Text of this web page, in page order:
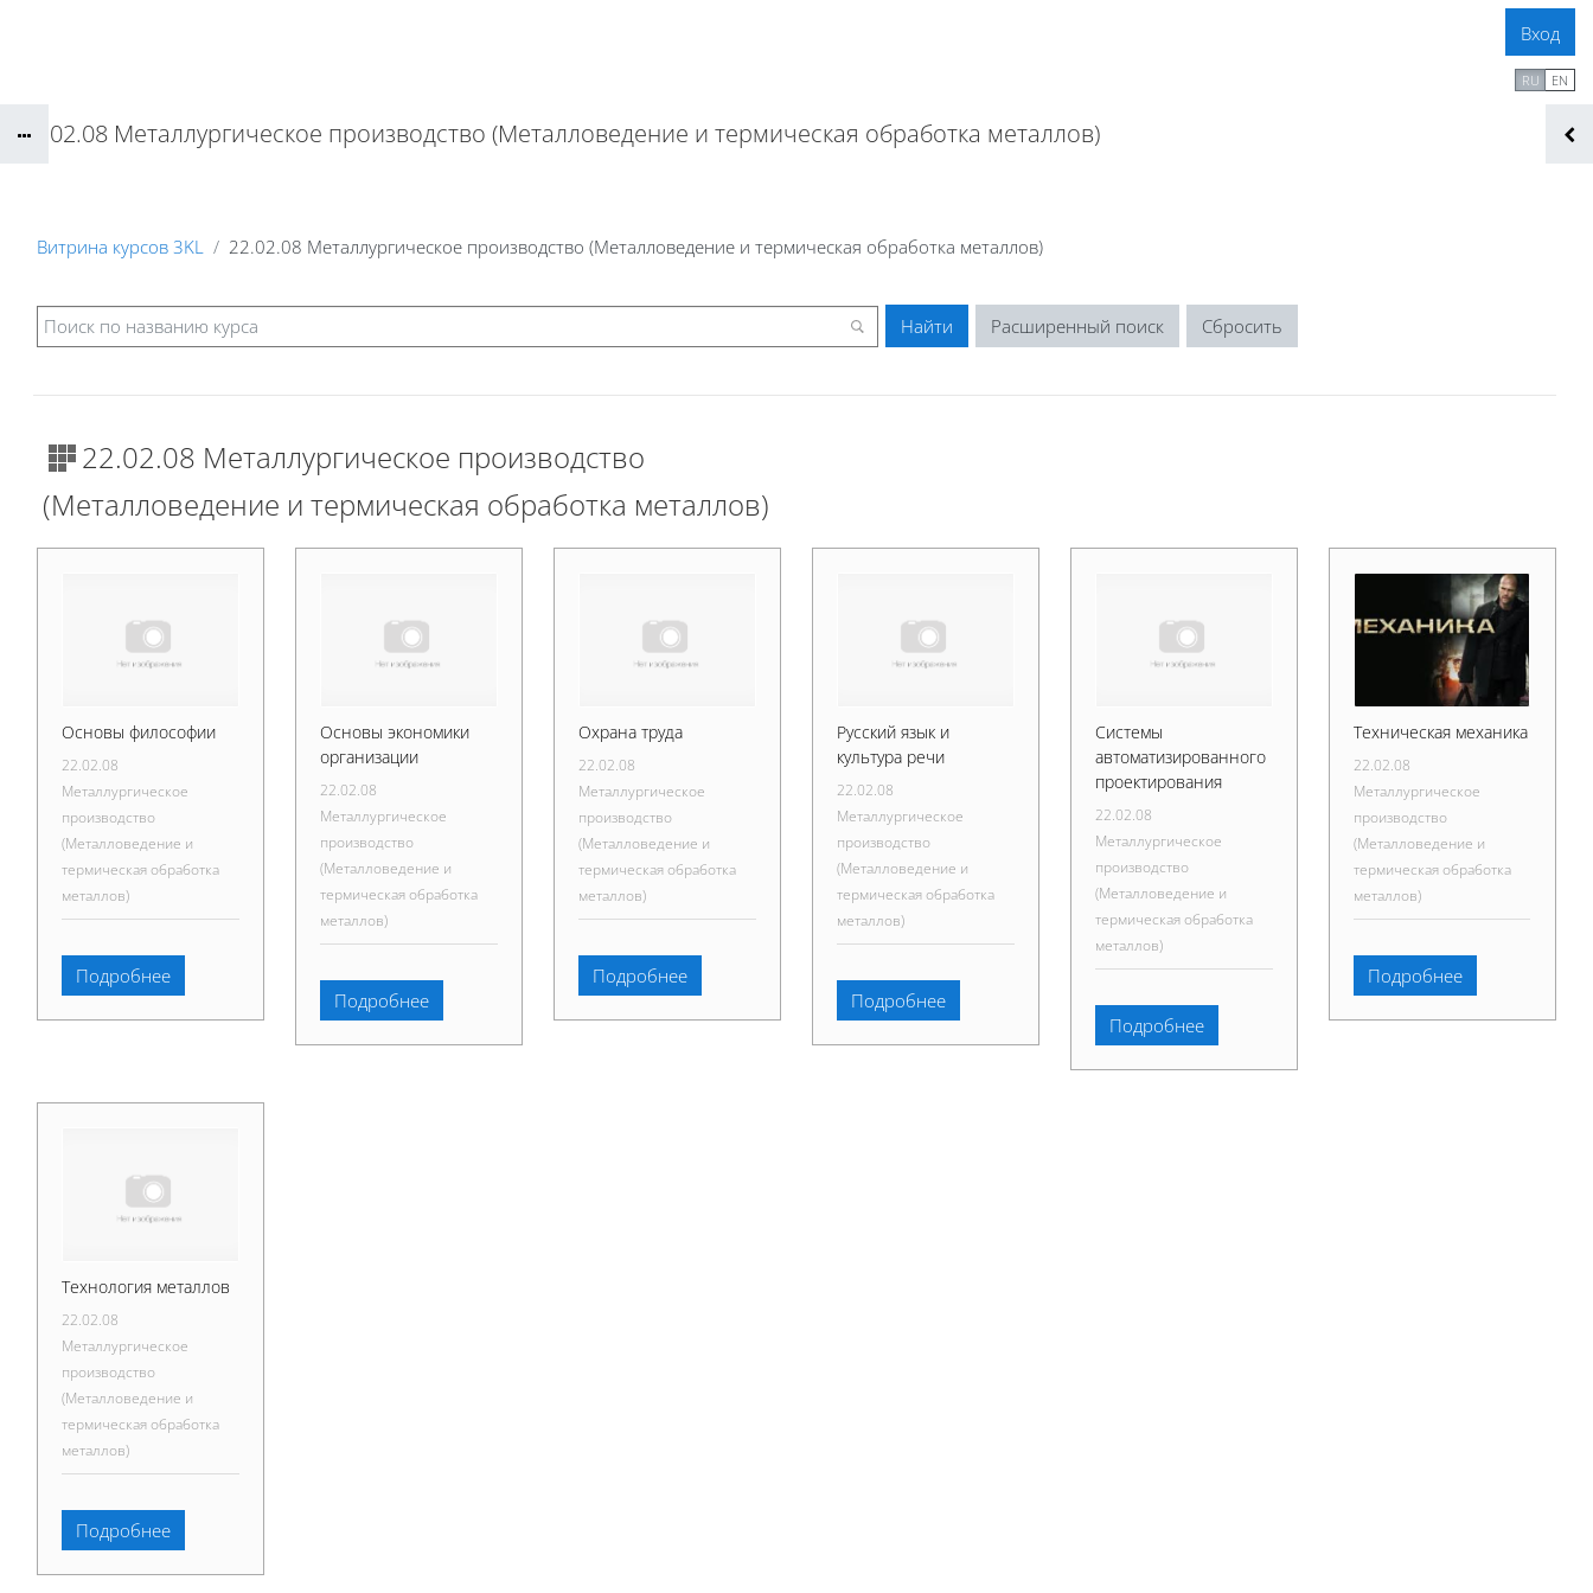
Вход
RU EN
22.02.08 Металлургическое производство (Металловедение и термическая обработка металлов)
Витрина курсов 3KL 22.02.08 Металлургическое производство (Металловедение и термическая обработка металлов)
Расширенный поиск
22.02.08 Металлургическое производство
(Металловедение и термическая обработка металлов)
Основы философии
22.02.08
Металлургическое
производство
(Металловедение и
термическая обработка
металлов)
Подробнее
Основы экономики
организации
22.02.08
Металлургическое
производство
(Металловедение и
термическая обработка
металлов)
Подробнее
Охрана труда
22.02.08
Металлургическое
производство
(Металловедение и
термическая обработка
металлов)
Подробнее
Русский язык и
культура речи
22.02.08
Металлургическое
производство
(Металловедение и
термическая обработка
металлов)
Подробнее
Системы
автоматизированного
проектирования
22.02.08
Металлургическое
производство
(Металловедение и
термическая обработка
металлов)
Подробнее
Техническая механика
22.02.08
Металлургическое
производство
(Металловедение и
термическая обработка
металлов)
Подробнее
Технология металлов
22.02.08
Металлургическое
производство
(Металловедение и
термическая обработка
металлов)
Подробнее